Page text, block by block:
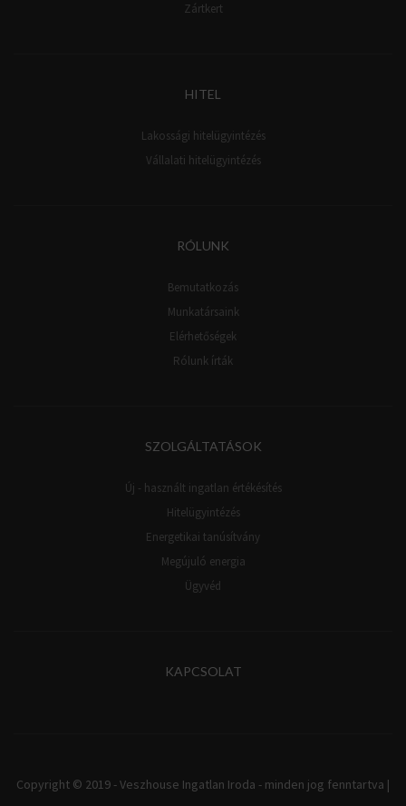
Zártkert
HITEL
Lakossági hitelügyintézés
Vállalati hitelügyintézés
RÓLUNK
Bemutatkozás
Munkatársaink
Elérhetőségek
Rólunk írták
SZOLGÁLTATÁSOK
Új - használt ingatlan értékésítés
Hitelügyintézés
Energetikai tanúsítvány
Megújuló energia
Ügyvéd
KAPCSOLAT
Copyright © 2019 - Veszhouse Ingatlan Iroda - minden jog fenntartva |